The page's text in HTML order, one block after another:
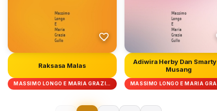
Raksasa Malas
MASSIMO LONGO E MARIA GRAZI…
Adiwira Herby Dan
Musang
MASSIMO LONGO E MARIA